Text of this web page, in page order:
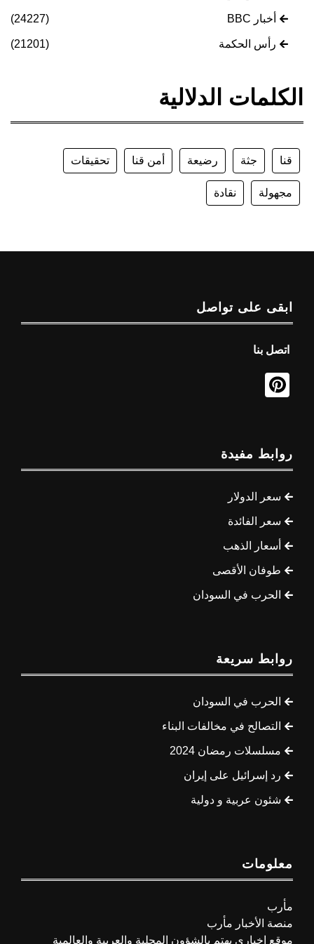
أخبار BBC (24227)
رأس الحكمة (21201)
الكلمات الدلالية
قنا جثة رضيعة أمن قنا تحقيقات
مجهولة نقادة
ابقى على تواصل
اتصل بنا
روابط مفيدة
سعر الدولار
سعر الفائدة
أسعار الذهب
طوفان الأقصى
الحرب في السودان
روابط سريعة
الحرب في السودان
التصالح في مخالفات البناء
مسلسلات رمضان 2024
رد إسرائيل على إيران
شئون عربية و دولية
معلومات
مأرب
منصة الأخبار مأرب
موقع اخباري يهتم بالشؤون المحلية والعربية والعالمية